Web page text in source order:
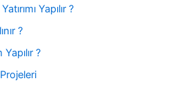
Yapılır ?
?
?